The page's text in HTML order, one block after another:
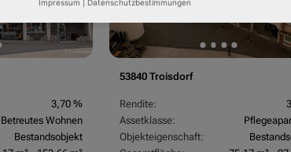
3,70 %
Betreutes Wohnen
Bestandsobjekt
53840 Troisdorf
Rendite:
Assetklasse:
Objekteigenschaft:
Impressum Datenschutzbestimmungen